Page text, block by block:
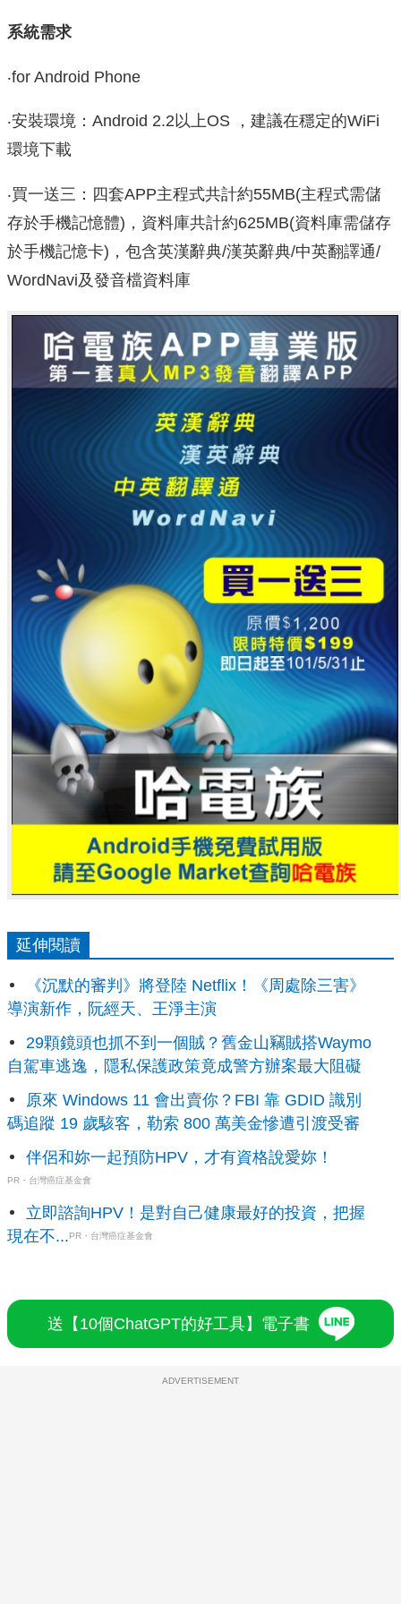
系統需求
‧for Android Phone
‧安裝環境：Android 2.2以上OS ，建議在穩定的WiFi
環境下載
‧買一送三：四套APP主程式共計約55MB(主程式需儲
存於手機記憶體)，資料庫共計約625MB(資料庫需儲存
於手機記憶卡)，包含英漢辭典/漢英辭典/中英翻譯通/
WordNavi及發音檔資料庫
延伸閱讀
《沉默的審判》將登陸 Netflix！《周處除三害》
導演新作，阮經天、王淨主演
29顆鏡頭也抓不到一個賊？舊金山竊賊搭Waymo
自駕車逃逸，隱私保護政策竟成警方辦案最大阻礙
原來 Windows 11 會出賣你？FBI 靠 GDID 識別
碼追蹤 19 歲駭客，勒索 800 萬美金慘遭引渡受審
伴侶和妳一起預防HPV，才有資格說愛妳！
PR・台灣癌症基金會
立即諮詢HPV！是對自己健康最好的投資，把握
現在不...PR・台灣癌症基金會
送【10個ChatGPT的好工具】電子書
ADVERTISEMENT